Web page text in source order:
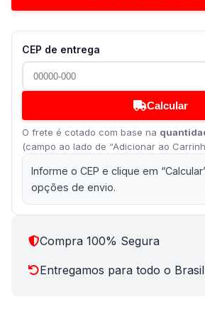
CEP de entrega
Calcular
O frete é cotado com base na
(campo ao lado de “Adicionar ao
Informe o CEP e clique em
opções de envio.
Compra 100% Segura
Entregamos para todo o Brasil